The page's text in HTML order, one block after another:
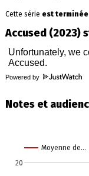
Cette série est terminée
Accused (2023)
Powered by
Notes et
Moyenne de…
20